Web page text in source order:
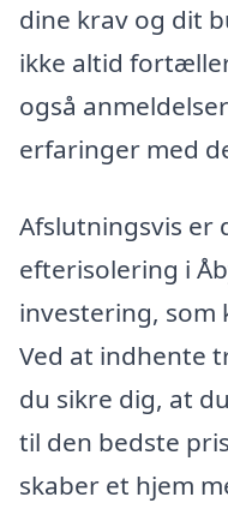
dine krav og dit
ikke altid
også
erfaringer med
Afslutningsvis er
efterisolering i
investering, som
Ved at indhente
du sikre dig, at
til den bedste
skaber et hjem